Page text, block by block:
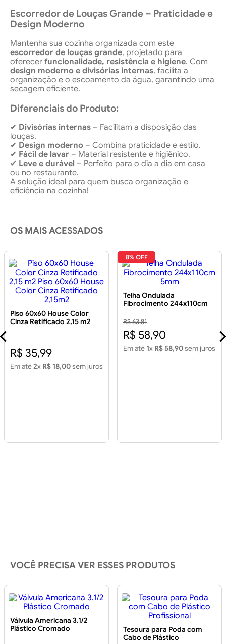
Escorredor de Louças Grande – Praticidade e
Design Moderno
Mantenha sua cozinha organizada com este
escorredor de louças grande, projetado para
oferecer funcionalidade, resistência e higiene. Com
design moderno e divisórias internas, facilita a
organização e o escoamento da água, garantindo uma
secagem eficiente.
Diferenciais do Produto:
✔ Divisórias internas – Facilitam a disposição das
louças.
✔ Design moderno – Combina praticidade e estilo.
✔ Fácil de lavar – Material resistente e higiênico.
✔ Leve e durável – Perfeito para o dia a dia em casa
ou no restaurante.
A solução ideal para quem busca organização e
eficiência na cozinha!
OS MAIS ACESSADOS
Piso 60x60 House Color
Cinza Retificado 2,15 m2
R$ 35,99
Em até2x R$ 18,00sem juros
8% OFF
Telha Ondulada
Fibrocimento 244x110cm
R$ 63,81
R$ 58,90
Em até 1x R$ 58,90sem juros
VOCÊ PRECISA VER ESSES PRODUTOS
Válvula Americana 3.1/2
Plástico Cromado
Tesoura para Poda com
Cabo de Plástico